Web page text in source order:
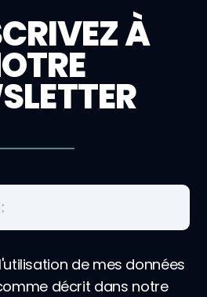
À
de mes données
décrit dans notre